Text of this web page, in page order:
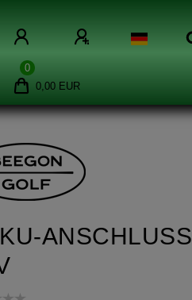
0
0,00 EUR
ANSCHLUSS